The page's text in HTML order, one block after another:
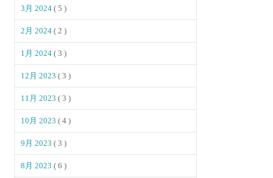
3月 2024( 5 )
2月 2024( 2 )
1月 2024( 3 )
12月 2023( 3 )
11月 2023( 3 )
10月 2023( 4 )
9月 2023( 3 )
8月 2023( 6 )